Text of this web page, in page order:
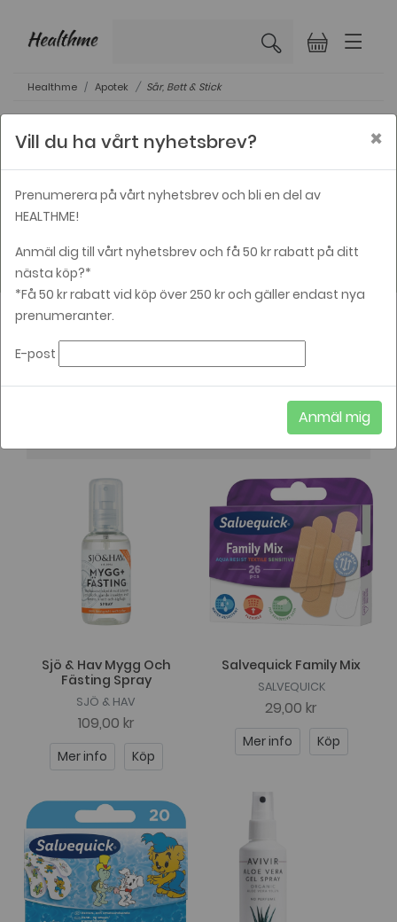
×
Healthme Apotek Sår, Bett & Stick
Sår, Bett & Stick
VARUMÄRKE
Just nu visas 63 av 63
Sjö & Hav Mygg Och
Fästing Spray
SJÖ & HAV
109,00 kr
Mer info Köp
Salvequick Family Mix
SALVEQUICK
29,00 kr
Mer info Köp
Vill du ha vårt nyhetsbrev? ×
Prenumerera på vårt nyhetsbrev och bli en del av
HEALTHME!
Anmäl dig till vårt nyhetsbrev och få 50 kr rabatt på ditt
nästa köp?*
*Få 50 kr rabatt vid köp över 250 kr och gäller endast nya
prenumeranter.
E-post
Anmäl mig